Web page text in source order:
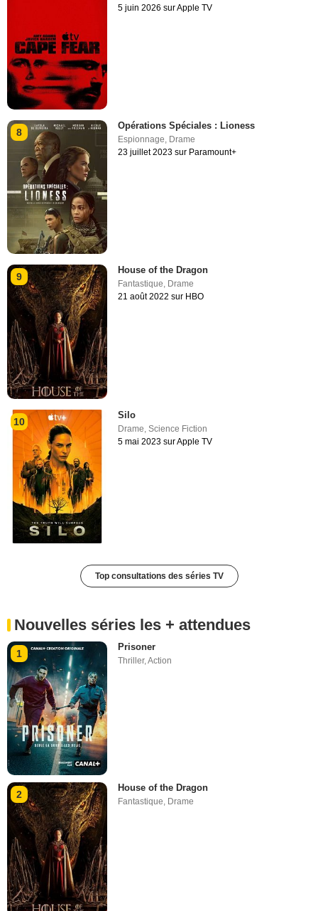
5 juin 2026 sur Apple TV
8
Opérations Spéciales : Lioness
Espionnage, Drame
23 juillet 2023 sur Paramount+
9
House of the Dragon
Fantastique, Drame
21 août 2022 sur HBO
10
Silo
Drame ,Science Fiction
5 mai 2023 sur Apple TV
Top consultations des séries TV
Nouvelles séries les + attendues
1
Prisoner
Thriller,Action
2
House of the Dragon
Fantastique, Drame